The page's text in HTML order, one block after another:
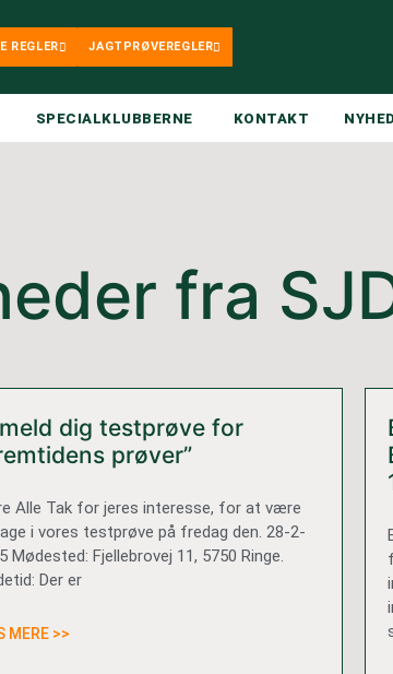
REGLER JAGTPRØVEREGLER
SPECIALKLUBBERNE KONTAKT
fra
dig testprøve for
prøver”
Alle Tak for jeres interesse, for at være
i vores testprøve på fredag den. 28-2-
Mødested: Fjellebrovej 11, 5750 Ringe.
Der er
MERE >>